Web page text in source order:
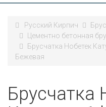
Русский Кирпич
Цементно бетонная
Брусчатка Нобетек
Бежевая
Брусчатка